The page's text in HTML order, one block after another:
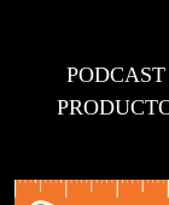
PODCAST